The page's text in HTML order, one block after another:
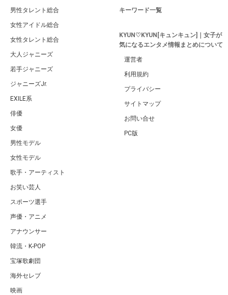
男性タレント総合
女性アイドル総合
女性タレント総合
大人ジャニーズ
若手ジャニーズ
ジャニーズJr.
EXILE系
俳優
女優
男性モデル
女性モデル
歌手・アーティスト
お笑い芸人
スポーツ選手
声優・アニメ
アナウンサー
韓流・K-POP
宝塚歌劇団
海外セレブ
映画
キーワード一覧
KYUN♡KYUN[キュンキュン]｜女子が
気になるエンタメ情報まとめについて
運営者
利用規約
プライバシー
サイトマップ
お問い合せ
PC版